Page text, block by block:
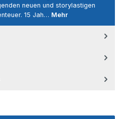
neuen und storylastigen
15 Jah… Mehr